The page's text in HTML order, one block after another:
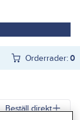
Orderrader:0
Beställ direkt